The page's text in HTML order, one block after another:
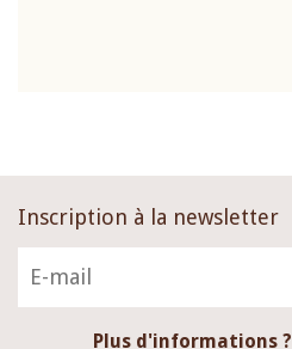
Inscription à la newsletter
Plus d'informations ?